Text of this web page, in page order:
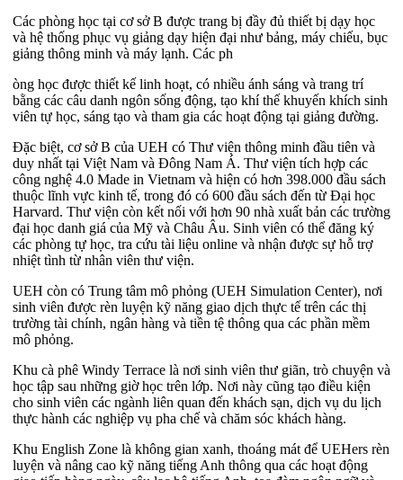
Các phòng học tại cơ sở B được trang bị đầy đủ thiết bị dạy học
và hệ thống phục vụ giảng dạy hiện đại như bảng, máy chiếu, bục
giảng thông minh và máy lạnh. Các ph
òng học được thiết kế linh hoạt, có nhiều ánh sáng và trang trí
bằng các câu danh ngôn sống động, tạo khí thế khuyến khích sinh
viên tự học, sáng tạo và tham gia các hoạt động tại giảng đường.
Đặc biệt, cơ sở B của UEH có Thư viện thông minh đầu tiên và
duy nhất tại Việt Nam và Đông Nam Á. Thư viện tích hợp các
công nghệ 4.0 Made in Vietnam và hiện có hơn 398.000 đầu sách
thuộc lĩnh vực kinh tế, trong đó có 600 đầu sách đến từ Đại học
Harvard. Thư viện còn kết nối với hơn 90 nhà xuất bản các trường
đại học danh giá của Mỹ và Châu Âu. Sinh viên có thể đăng ký
các phòng tự học, tra cứu tài liệu online và nhận được sự hỗ trợ
nhiệt tình từ nhân viên thư viện.
UEH còn có Trung tâm mô phỏng (UEH Simulation Center), nơi
sinh viên được rèn luyện kỹ năng giao dịch thực tế trên các thị
trường tài chính, ngân hàng và tiền tệ thông qua các phần mềm
mô phỏng.
Khu cà phê Windy Terrace là nơi sinh viên thư giãn, trò chuyện và
học tập sau những giờ học trên lớp. Nơi này cũng tạo điều kiện
cho sinh viên các ngành liên quan đến khách sạn, dịch vụ du lịch
thực hành các nghiệp vụ pha chế và chăm sóc khách hàng.
Khu English Zone là không gian xanh, thoáng mát để UEHers rèn
luyện và nâng cao kỹ năng tiếng Anh thông qua các hoạt động